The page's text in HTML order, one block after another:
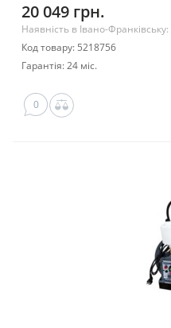
20 049 грн.
Наявність в Івано-Франківську:
Код товару: 5218756
Гарантія: 24 міс.
0